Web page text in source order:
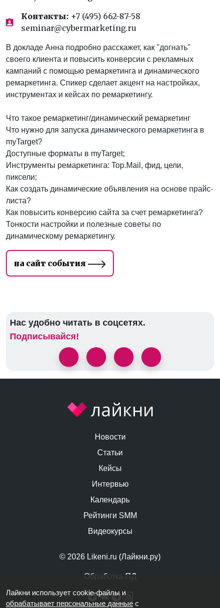
Контакты: +7 (495) 662-87-58
seminar@cybermarketing.ru
В докладе Анна подробно расскажет, как "догнать"
своего клиента и повысить конверсии с рекламных
кампаний с помощью ремаркетинга и динамического
ремаркетинга. Спикер сделает акцент на настройках,
инструментах и кейсах по ремаркетингу.
Что такое ремаркетинг/динамический ремаркетинг
Что нужно для запуска динамического ремаркетинга в
myTarget?
Доступные форматы в myTarget;
Инструменты ремаркетинга: Top.Mail, фид, цели,
пиксели;
Как создать динамические объявления на основе прайс-
листа?
Как повысить конверсию сайта за счет ремаркетинга?
Тонкости настройки и полезные советы по
динамическому ремаркетингу.
на сайт события
Нас удобно читать в соцсетях.
Подписывайся!
© 2026 Likeni.ru (Лайкни.ру)
Обработка ПД
Новости
Статьи
Кейсы
Интервью
Календарь
Рейтинги SMM
Видеокурсы
Лайкни использует cookie-файлы и
обрабатывает персональные данные с